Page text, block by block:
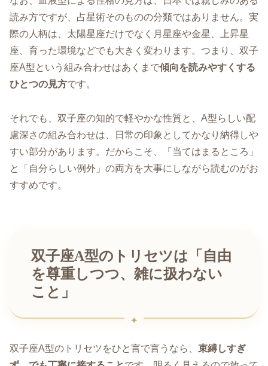
読み方ですが、占星術そのものの分類ではありません。実
際の人柄は、太陽星座だけでなく月星座や金星、上昇星
座、育った環境などでも大きく変わります。つまり、双子
座A型という組み合わせはあくまで傾向を読みやすくする
ひとつの見方です。
それでも、双子座の知的で軽やかな性質と、A型らしい配
慮深さの組み合わせは、日常の印象としてかなり納得しや
すい部分があります。だからこそ、「当てはまるところ」
と「自分らしい例外」の両方を大事にしながら読むのがお
すすめです。
双子座A型のトリセツは「自由
を尊重しつつ、雑に扱わない
こと」
双子座A型のトリセツをひと言で言うなら、 束縛しすぎ